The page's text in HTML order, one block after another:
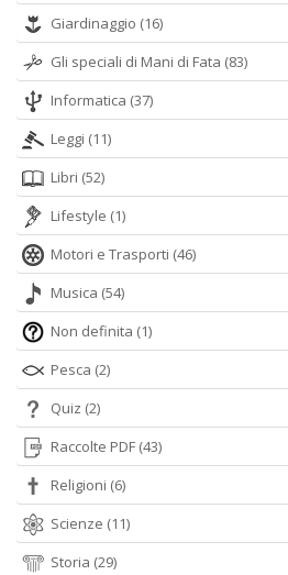
Giardinaggio (16)
Gli speciali di Mani di Fata (83)
Informatica (37)
Leggi (11)
Libri (52)
Lifestyle (1)
Motori e Trasporti (46)
Musica (54)
Non definita (1)
Pesca (2)
Quiz (2)
Raccolte PDF (43)
Religioni (6)
Scienze (11)
Storia (29)